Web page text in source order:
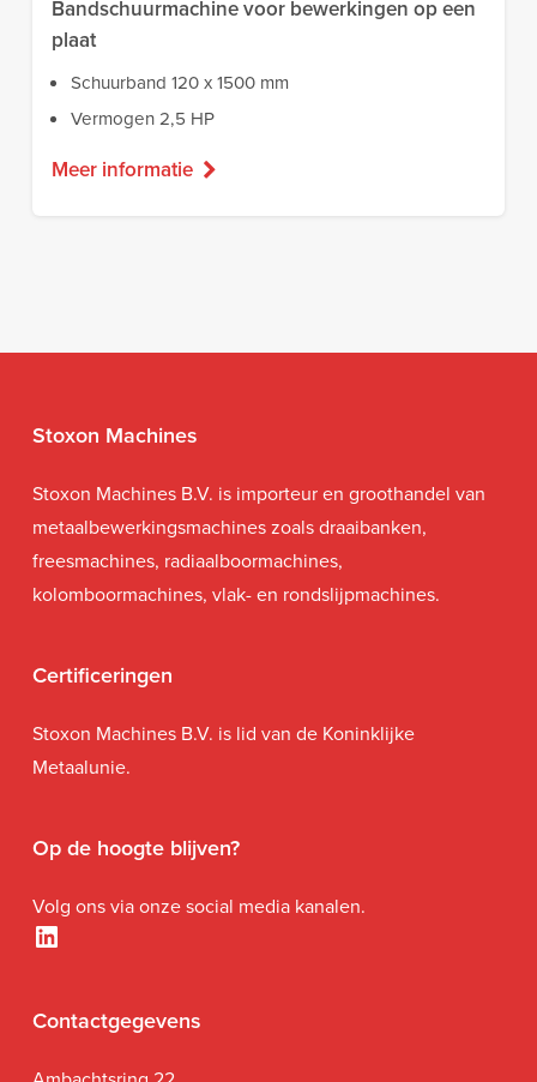
Bandschuurmachine voor bewerkingen op een
plaat
Schuurband 120 x 1500 mm
Vermogen 2,5 HP
Meer informatie
Stoxon Machines
Stoxon Machines B.V. is importeur en groothandel van
metaalbewerkingsmachines zoals draaibanken,
freesmachines, radiaalboormachines,
kolomboormachines, vlak- en rondslijpmachines.
Certificeringen
Stoxon Machines B.V. is lid van de Koninklijke
Metaalunie.
Op de hoogte blijven?
Volg ons via onze social media kanalen.
LinkedIn
Contactgegevens